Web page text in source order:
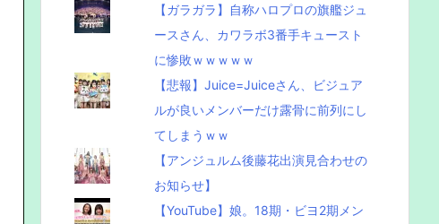
【ガラガラ】自称ハロプロの旗艦ジュ
ースさん、カワラボ3番手キュースト
に惨敗ｗｗｗｗｗ
【悲報】Juice=Juiceさん、ビジュア
ルが良いメンバーだけ露骨に前列にし
てしまうｗｗ
【アンジュルム後藤花出演見合わせの
お知らせ】
【YouTube】娘。18期・ビヨ2期メン